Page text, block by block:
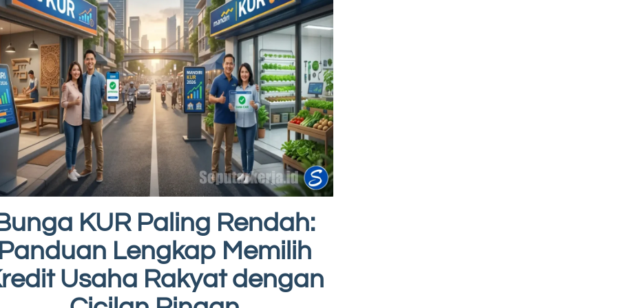
KUR Paling Rendah:
Lengkap Memilih
Usaha Rakyat dengan